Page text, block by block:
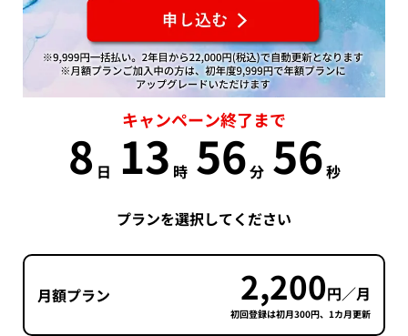
キャンペーン終了まで
8 日 13 時 56分 55秒
プランを選択してください
月額プラン 2,200円／月
初回登録は初月300円、1カ月更新